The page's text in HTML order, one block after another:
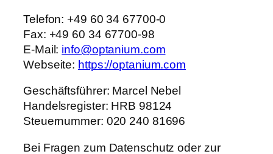
Telefon: +49 60 34 67700-0
Fax: +49 60 34 67700-98
E-Mail: info@optanium.com
Webseite: https://optanium.com
Geschäftsführer: Marcel Nebel
Handelsregister: HRB 98124
Steuernummer: 020 240 81696
Bei Fragen zum Datenschutz oder zur